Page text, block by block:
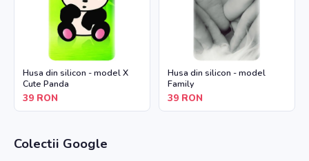
Husa din silicon - model X
Cute Panda
39 RON
Husa din silicon - model
Family
39 RON
Colectii Google